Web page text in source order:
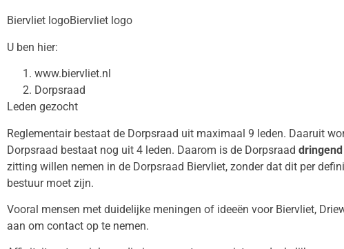
Biervliet logoBiervliet logo
U ben hier:
www.biervliet.nl
Dorpsraad
Leden gezocht
Reglementair bestaat de Dorpsraad uit maximaal 9 leden. Daaruit
Dorpsraad bestaat nog uit 4 leden. Daarom is de Dorpsraad dringend
zitting willen nemen in de Dorpsraad Biervliet, zonder dat dit per
bestuur moet zijn.
Vooral mensen met duidelijke meningen of ideeën voor Biervliet,
aan om contact op te nemen.